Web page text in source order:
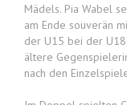
Mädels. Pia Wabel
am Ende souverän
der U15 bei der
ältere
nach den